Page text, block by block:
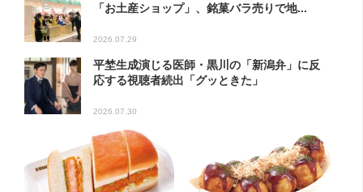
「お土産ショップ」、銘菓バラ売りで地...
2026.07.29
平埜生成演じる医師・黒川の「新潟弁」に反
応する視聴者続出「グッときた」
2026.07.30